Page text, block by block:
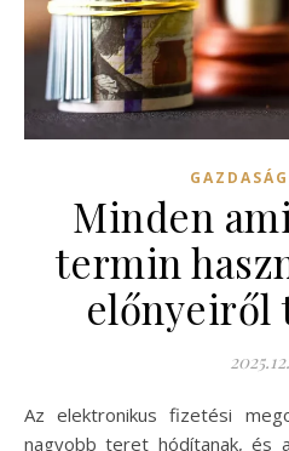
GAZDASÁG
Minden
termin
előnyeiről
Az elektronikus fizetési megoldások napjainkban egyre
nagyobb teret hódítanak, és